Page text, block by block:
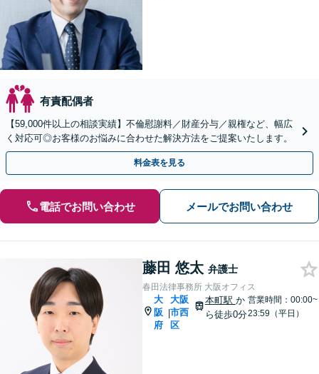
有責配偶者
【59,000件以上の相談実績】不倫慰謝料／財産分与／親権など、幅広
く対応可◎お客様のお悩みに合わせた解決方法をご提案いたします。
料金表を見る
電話でお問い合わせ メールでお問い合わせ
藤田 悠太 弁護士
春田法律事務所 大阪オフィス
大
阪
府
|
大阪
市西
区
本町駅 か
ら徒歩0分
営業時間：00:00~
23:59（平日）